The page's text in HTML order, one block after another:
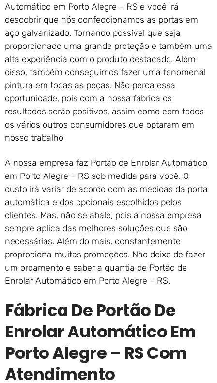
Automático em Porto Alegre – RS e você irá
descobrir que nós confeccionamos as portas em
aço galvanizado. Tornando possível que seja
proporcionado uma grande proteção e também uma
alta experiência com o produto destacado. Além
disso, também conseguimos fazer uma fenomenal
pintura em todas as peças. Não perca essa
oportunidade, pois com a nossa fábrica os
resultados serão positivos, assim como com todos
os vários outros consumidores que optaram em
nosso trabalho
A nossa empresa faz Portão de Enrolar Automático
em Porto Alegre – RS sob medida para você. O
custo irá variar de acordo com as medidas da porta
automática e dos opcionais escolhidos pelos
clientes. Mas, não se abale, pois a nossa empresa
sempre aplica das melhores soluções que são
necessárias. Além do mais, constantemente
proprociona muitas promoções. Não deixe de fazer
um orçamento e saber a quantia de Portão de
Enrolar Automático em Porto Alegre – RS.
Fábrica De Portão De
Enrolar Automático Em
Porto Alegre – RS Com
Atendimento